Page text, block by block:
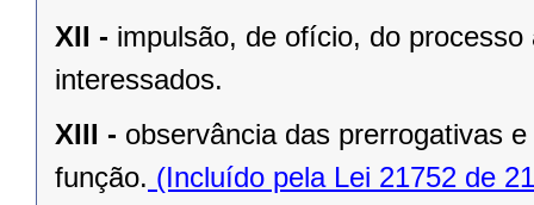
XII - impulsão, de ofício, do
interessados.
XIII - observância das prerrogativas
função. (Incluído pela Lei 21752 de